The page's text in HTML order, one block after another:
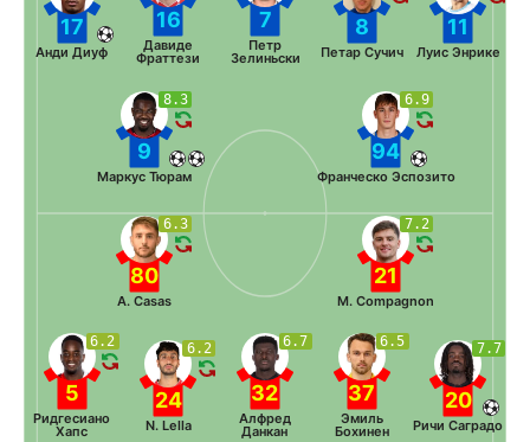
11
Луис Энрике
8
Петар Сучич
7
Петр
Зелиньски
16
Давиде
Фраттези
17
Анди Диуф
6.9
94
Франческо Эспозито
8.3
9
Маркус Тюрам
6.2
5
Ридгесиано
Хапс
6.2
24
N. Lella
6.7
32
Алфред
Данкан
6.5
37
Эмиль
Бохинен
7.7
20
Ричи Саградо
6.3
80
A. Casas
7.2
21
M. Compagnon